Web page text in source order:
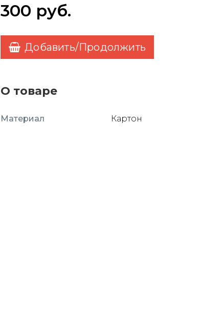
300 руб.
Добавить/Продолжить
О товаре
Материал Картон